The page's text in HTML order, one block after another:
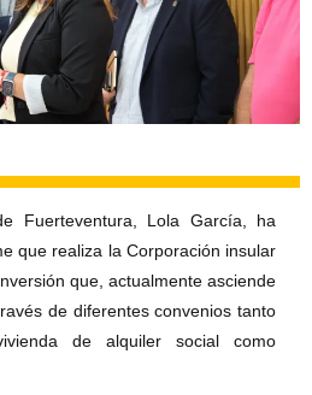
Fuerteventura, Lola García, ha
que realiza la Corporación insular
que, actualmente asciende
de diferentes convenios tanto
de alquiler social como